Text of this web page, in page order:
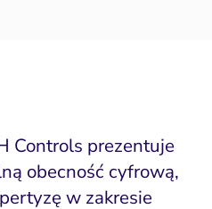
Controls prezentuje
obecność cyfrową,
w zakresie